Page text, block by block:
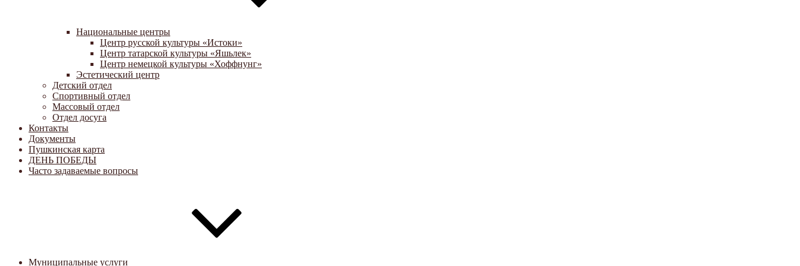
Национальные центры
Центр русской культуры «Истоки»
Центр татарской культуры «Яшьлек»
Центр немецкой культуры «Хоффнунг»
Эстетический центр
Детский отдел
Спортивный отдел
Массовый отдел
Отдел досуга
Контакты
Документы
Пушкинская карта
ДЕНЬ ПОБЕДЫ
Часто задаваемые вопросы
Муниципальные услуги